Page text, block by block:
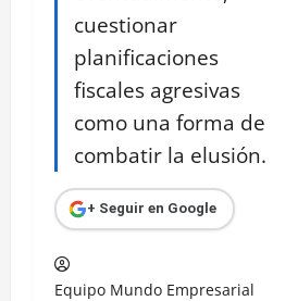
cuestionar
planificaciones
fiscales agresivas
como una forma de
combatir la elusión.
+ Seguir en Google
Equipo Mundo Empresarial